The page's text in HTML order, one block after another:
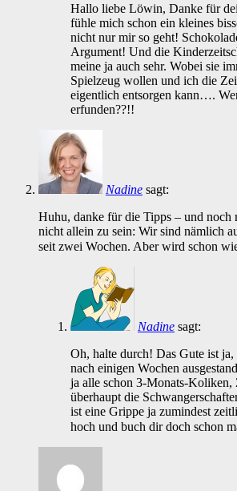
Hallo liebe Löwin, Danke für
fühle mich schon ein kleines
nicht nur mir so geht!
Argument! Und die
meine ja auch sehr. Wobei sie
Spielzeug wollen und ich die
eigentlich entsorgen kann….
erfunden??!!
Nadine sagt:
Huhu, danke für die Tipps – und noch
nicht allein zu sein: Wir sind nämlich
seit zwei Wochen. Aber wird schon
Nadine sagt:
Oh, halte durch! Das Gute ist ja,
nach einigen Wochen
ja alle schon 3-Monats-Koliken,
überhaupt die
ist eine Grippe ja zumindest
hoch und buch dir doch schon